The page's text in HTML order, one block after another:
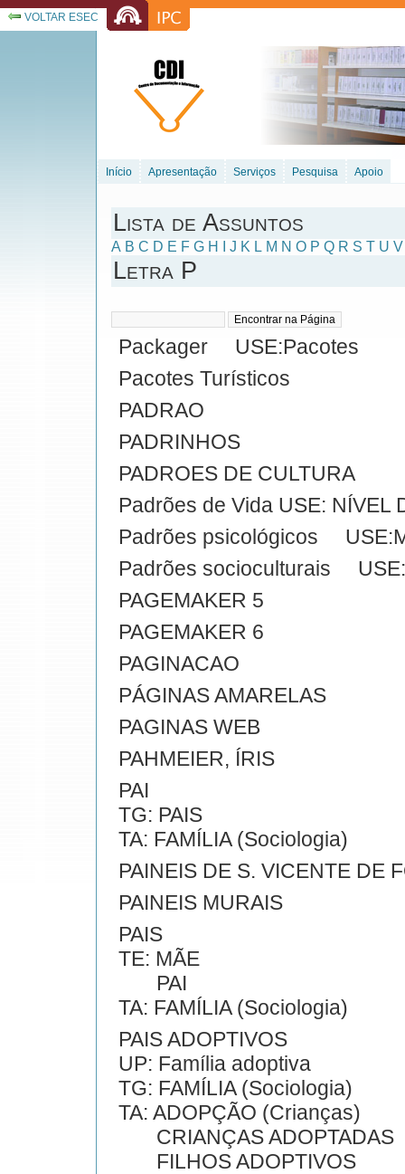
VOLTAR ESEC
Início Apresentação Serviços Pesquisa Apoio
Lista de Assuntos
A B C D E F G H J K L M N O P Q R S T U V
Letra P
Packager USE:Pacotes
Pacotes Turísticos
PADRAO
PADRINHOS
PADROES DE CULTURA
Padrões de Vida USE: NÍVEL
Padrões psicológicos
Padrões socioculturais
PAGEMAKER 5
PAGEMAKER 6
PAGINACAO
PÁGINAS AMARELAS
PAGINAS WEB
PAHMEIER, ÍRIS
PAI
TG: PAIS
TA: FAMÍLIA (Sociologia)
PAINEIS DE S. VICENTE DE
PAINEIS MURAIS
PAIS
TE: MÃE
PAI
TA: FAMÍLIA (Sociologia)
PAIS ADOPTIVOS
UP: Família adoptiva
TG: FAMÍLIA (Sociologia)
TA: ADOPÇÃO (Crianças)
CRIANÇAS ADOPTADAS
FILHOS ADOPTIVOS